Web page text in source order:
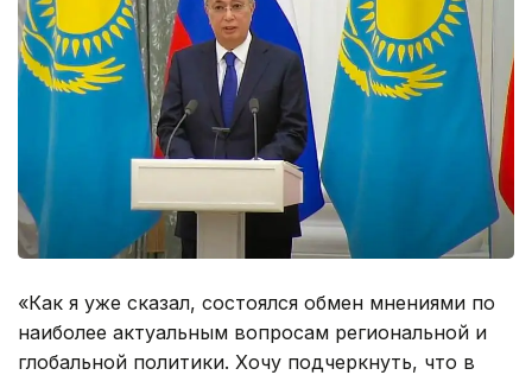
«Как я уже сказал, состоялся обмен мнениями по
наиболее актуальным вопросам региональной и
глобальной политики. Хочу подчеркнуть, что в